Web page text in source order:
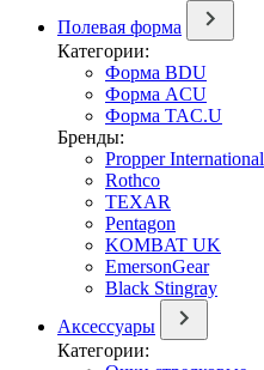
Полевая форма
Категории:
Форма BDU
Форма ACU
Форма TAC.U
Бренды:
Propper International
Rothco
TEXAR
Pentagon
KOMBAT UK
EmersonGear
Black Stingray
Аксессуары
Категории: